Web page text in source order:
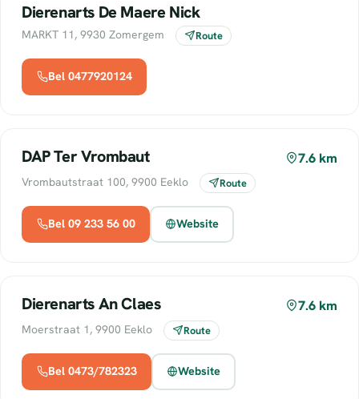
Dierenarts De Maere Nick
MARKT 11, 9930 Zomergem Route
Bel 0477920124
DAP Ter Vrombaut 7.6 km
Vrombautstraat 100, 9900 Eeklo Route
Bel 09 233 56 00 Website
Dierenarts An Claes 7.6 km
Moerstraat 1, 9900 Eeklo Route
Bel 0473/782323 Website